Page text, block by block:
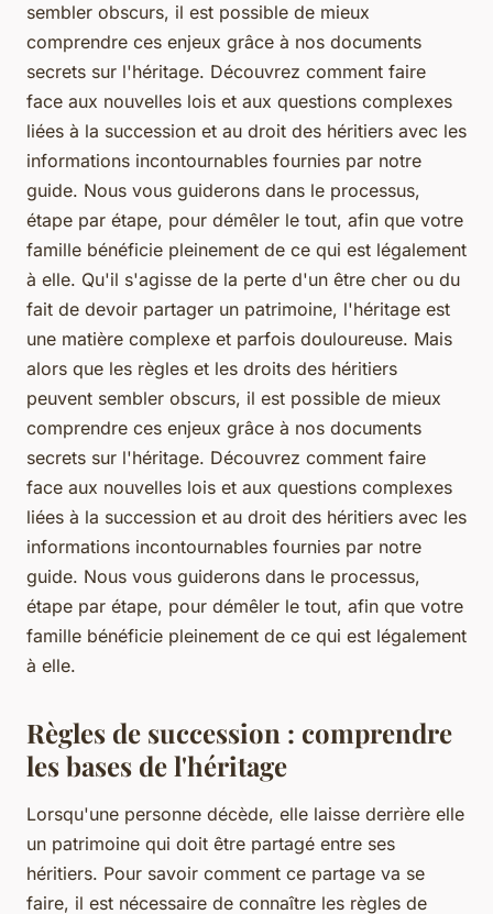
sembler obscurs, il est possible de mieux
comprendre ces enjeux grâce à nos documents
secrets sur l'héritage. Découvrez comment faire
face aux nouvelles lois et aux questions complexes
liées à la succession et au droit des héritiers avec les
informations incontournables fournies par notre
guide. Nous vous guiderons dans le processus,
étape par étape, pour démêler le tout, afin que votre
famille bénéficie pleinement de ce qui est légalement
à elle. Qu'il s'agisse de la perte d'un être cher ou du
fait de devoir partager un patrimoine, l'héritage est
une matière complexe et parfois douloureuse. Mais
alors que les règles et les droits des héritiers
peuvent sembler obscurs, il est possible de mieux
comprendre ces enjeux grâce à nos documents
secrets sur l'héritage. Découvrez comment faire
face aux nouvelles lois et aux questions complexes
liées à la succession et au droit des héritiers avec les
informations incontournables fournies par notre
guide. Nous vous guiderons dans le processus,
étape par étape, pour démêler le tout, afin que votre
famille bénéficie pleinement de ce qui est légalement
à elle.
Règles de succession : comprendre
les bases de l'héritage
Lorsqu'une personne décède, elle laisse derrière elle
un patrimoine qui doit être partagé entre ses
héritiers. Pour savoir comment ce partage va se
faire, il est nécessaire de connaître les règles de